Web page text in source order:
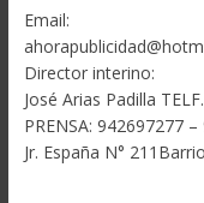
Email:
Director interino:
José Arias Padilla
PRENSA: 942697277
Jr. España N°